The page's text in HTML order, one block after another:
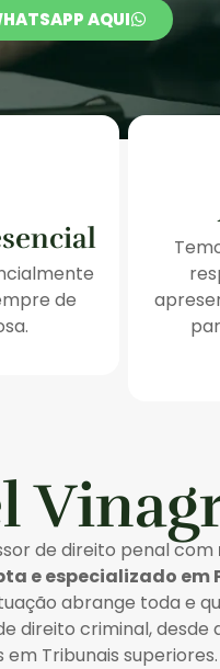
AQUI
de
de direito penal com
e especializado em
abrange toda e
direito criminal, desde
Tribunais superiores.